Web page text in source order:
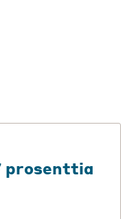
prosenttia